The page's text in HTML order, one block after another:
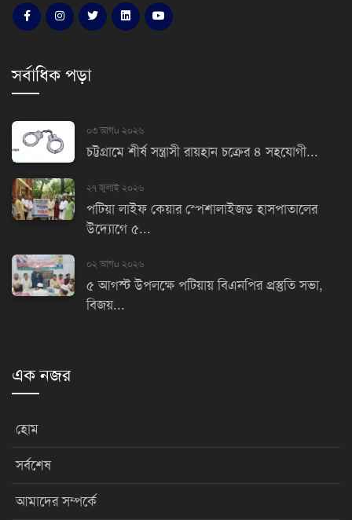
সর্বাধিক পড়া
০৩ আগu ২০২৬
চট্টগ্রামে শীর্ষ সন্ত্রাসী রায়হান চক্রের ৪ সহযোগী...
২৭ জুলাই ২০২৬
পটিয়া লাইফ কেয়ার স্পেশালাইজড হাসপাতালের
উদ্যোগে ৫...
০২ আগu ২০২৬
৫ আগস্ট উপলক্ষে পটিয়ায় বিএনপির প্রস্তুতি সভা,
বিজয়...
এক নজর
হোম
সর্বশেষ
আমাদের সম্পর্কে